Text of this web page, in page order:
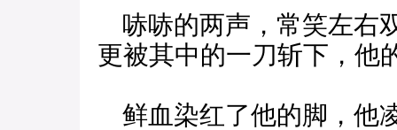
哧哧的两声，常笑左右
更被其中的一刀斩下，他
鲜血染红了他的脚，他